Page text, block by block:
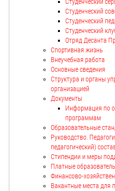
Студенческий
Студенческий
Студенческий
Отряд Десанта
Спортивная жизнь
Внеучебная работа
Основные сведения
Структура и органы
организацией
Документы
Информация по
программам
Образовательные
Руководство.
педагогический)
Стипендии и меры
Платные
Финансово-
Вакантные места для